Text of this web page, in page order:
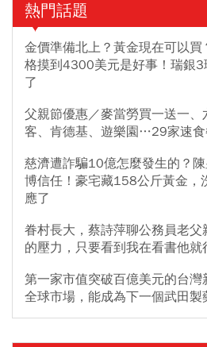
熱門話題
金價準備北上？黃金現在可以
格摸到4300美元是好事！瑞銀
了
父親節優惠／麥當勞買一送一、
客、肯德基、遊樂園…29家速
慈濟遭詐騙10億怎麼發生的？
博信任！豪宅藏158公斤黃金，
應了
眷村長大，蔡詩萍聊公務員老
的壓力，只要看到我在看書他就
第一家市值突破百億美元的台
全球市場，能成為下一個武田製